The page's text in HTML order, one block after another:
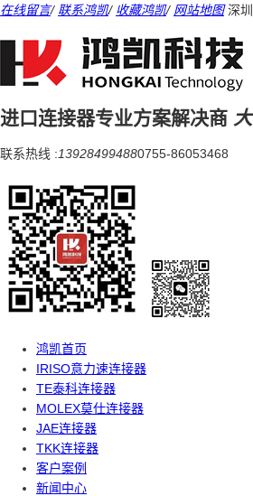
在线留言/ 联系鸿凯/ 收藏鸿凯/ 网站地图 深
进口连接器专业方案解决商
联系热线 :139284994880755-86053468
鸿凯首页
IRISO意力速连接器
TE泰科连接器
MOLEX莫仕连接器
JAE连接器
TKK连接器
客户案例
新闻中心